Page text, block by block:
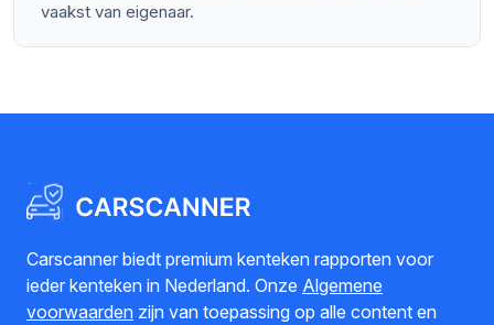
vaakst van eigenaar.
Carscanner biedt premium kenteken rapporten voor
ieder kenteken in Nederland. Onze Algemene
voorwaarden zijn van toepassing op alle content en